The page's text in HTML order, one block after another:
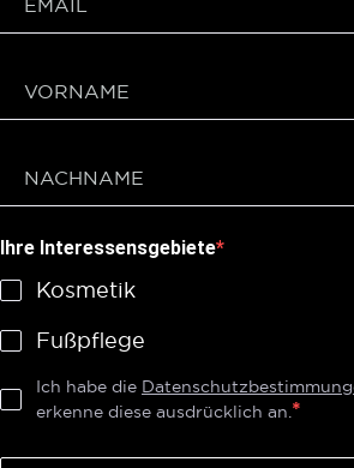
Ihre Interessensgebiete
Kosmetik
Fußpflege
Ich habe die
erkenne diese ausdrücklich an.